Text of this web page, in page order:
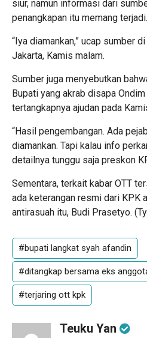
siur, namun informasi dari
penangkapan itu memang terjadi.
“Iya diamankan,” ucap sumber
Jakarta, Kamis malam.
Sumber juga menyebutkan
Bupati yang akrab disapa
tertangkapnya ajudan pada
“Hasil pengembangan. Ada
diamankan. Tapi kalau info
detailnya tunggu saja preskon
Sementara, terkait kabar OTT
ada keterangan resmi dari KPK
antirasuah itu, Budi Prasetyo.
#bupati langkat syah afandin
#ditangkap bersama eks
#terjaring ott kpk
Teuku Yan